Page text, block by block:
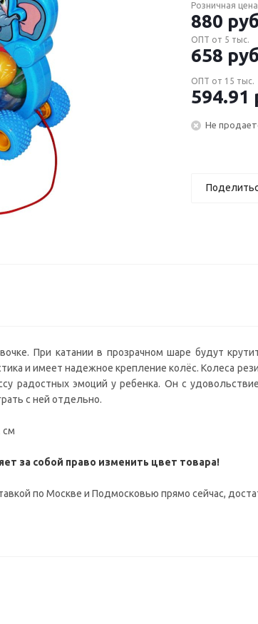
Розничная цена
880
ОПТ от 5 тыс.
658
ОПТ от 15 тыс.
594.91
Не
При катании в прозрачном шаре будут
и имеет надежное крепление колёс. Колеса
радостных эмоций у ребенка. Он с
с ней отдельно.
см
за собой право изменить цвет товара!
по Москве и Подмосковью прямо сейчас,